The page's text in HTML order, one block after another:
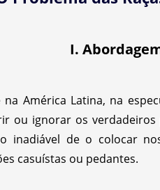
I.
América Latina, na
ou ignorar os
inadiável de o colocar
casuístas ou pedantes.